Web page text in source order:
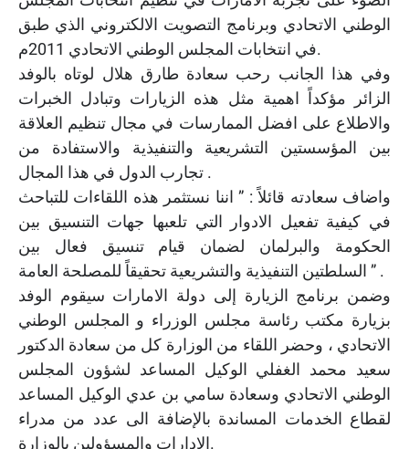
الوطني الاتحادي وبرنامج التصويت الالكتروني الذي طبق
في انتخابات المجلس الوطني الاتحادي 2011م.
وفي هذا الجانب رحب سعادة طارق هلال لوتاه بالوفد
الزائر مؤكداً اهمية مثل هذه الزيارات وتبادل الخبرات
والاطلاع على افضل الممارسات في مجال تنظيم العلاقة
بين المؤسستين التشريعية والتنفيذية والاستفادة من
تجارب الدول في هذا المجال .
واضاف سعادته قائلاً : ” اننا نستثمر هذه اللقاءات للتباحث
في كيفية تفعيل الادوار التي تلعبها جهات التنسيق بين
الحكومة والبرلمان لضمان قيام تنسيق فعال بين
السلطتين التنفيذية والتشريعية تحقيقاً للمصلحة العامة ” .
وضمن برنامج الزيارة إلى دولة الامارات سيقوم الوفد
بزيارة مكتب رئاسة مجلس الوزراء و المجلس الوطني
الاتحادي ، وحضر اللقاء من الوزارة كل من سعادة الدكتور
سعيد محمد الغفلي الوكيل المساعد لشؤون المجلس
الوطني الاتحادي وسعادة سامي بن عدي الوكيل المساعد
لقطاع الخدمات المساندة بالإضافة الى عدد من مدراء
الادارات والمسؤولين بالوزارة.